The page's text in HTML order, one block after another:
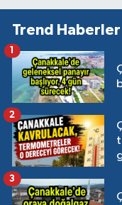
Trend Haberler
1
2
3